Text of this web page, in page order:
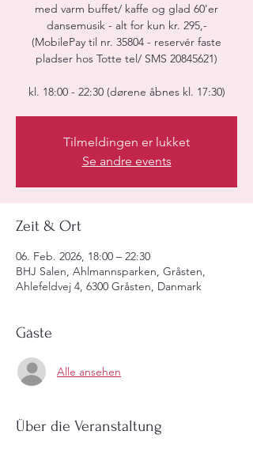
med varm buffet/ kaffe og glad 60'er
dansemusik - alt for kun kr. 295,-
(MobilePay til nr. 35804 - reservér faste
pladser hos Totte tel/ SMS 20845621)
kl. 18:00 - 22:30 (dørene åbnes kl. 17:30)
Tilmeldingen er lukket
Se andre events
Zeit & Ort
06. Feb. 2026, 18:00 – 22:30
BHJ Salen, Ahlmannsparken, Gråsten,
Ahlefeldvej 4, 6300 Gråsten, Danmark
Gäste
Alle ansehen
Über die Veranstaltung